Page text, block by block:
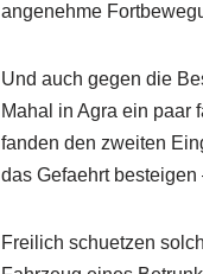
angenehme
Und auch gegen die
Mahal in Agra ein paar
fanden den zweiten
das Gefaehrt
Freilich schuetzen